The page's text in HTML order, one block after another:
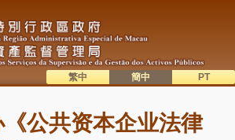
公共资本企业法律